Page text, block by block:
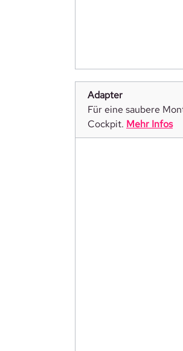
Adapter
Für eine saubere
Cockpit. Mehr Infos